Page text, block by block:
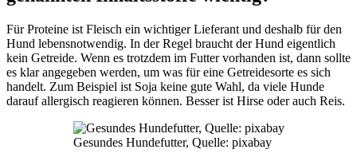
Für Proteine ist Fleisch ein wichtiger Lieferant und deshalb für den
Hund lebensnotwendig. In der Regel braucht der Hund eigentlich
kein Getreide. Wenn es trotzdem im Futter vorhanden ist, dann sollte
es klar angegeben werden, um was für eine Getreidesorte es sich
handelt. Zum Beispiel ist Soja keine gute Wahl, da viele Hunde
darauf allergisch reagieren können. Besser ist Hirse oder auch Reis.
Gesundes Hundefutter, Quelle: pixabay